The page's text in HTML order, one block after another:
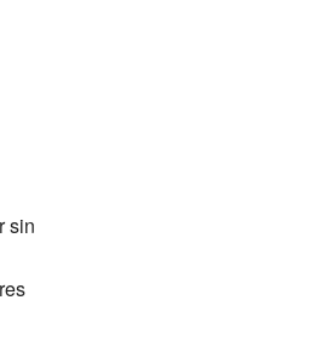
sin